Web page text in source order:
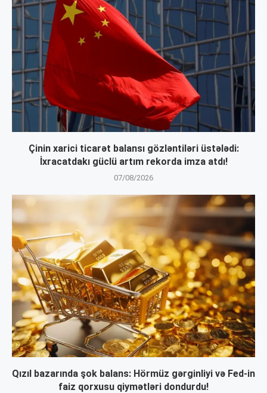
Çinin xarici ticarət balansı gözləntiləri üstələdi:
İxracatdakı güclü artım rekorda imza atdı!
07/08/2026
Qızıl bazarında şok balans: Hörmüz gərginliyi və Fed-in
faiz qorxusu qiymətləri dondurdu!